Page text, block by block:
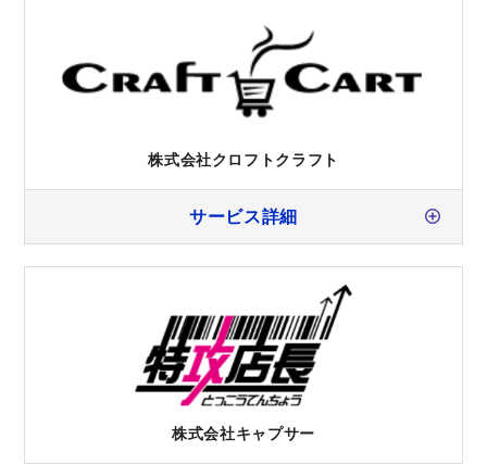
株式会社クロフトクラフト
サービス詳細
株式会社キャプサー